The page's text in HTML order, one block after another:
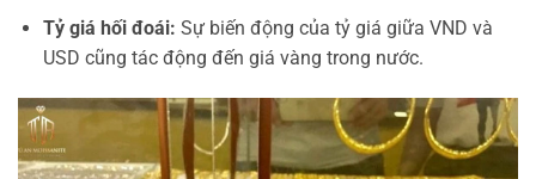
Tỷ giá hối đoái: Sự biến động của tỷ giá giữa VND và
USD cũng tác động đến giá vàng trong nước.